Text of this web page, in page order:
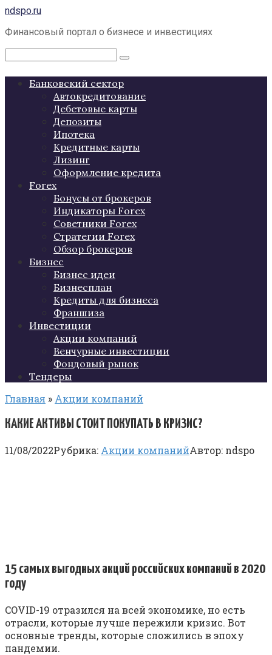
Перейти
контенту
ndspo.ru
Финансовый портал о бизнесе и инвестициях
Поиск:
Банковский сектор
Автокредитование
Дебетовые карты
Депозиты
Ипотека
Кредитные карты
Лизинг
Оформление кредита
Forex
Бонусы от брокеров
Индикаторы Forex
Советники Forex
Стратегии Forex
Обзор брокеров
Бизнес
Бизнес идеи
Бизнесплан
Кредиты для бизнеса
Франшиза
Инвестиции
Акции компаний
Венчурные инвестиции
Фондовый рынок
Тендеры
Главная » Акции компаний
КАКИЕ АКТИВЫ СТОИТ ПОКУПАТЬ В КРИЗИС?
11/08/2022Рубрика: Акции компанийАвтор: ndspo
15 самых выгодных акций российских компаний в 2020
году
COVID-19 отразился на всей экономике, но есть
отрасли, которые лучше пережили кризис. Вот
основные тренды, которые сложились в эпоху
пандемии.